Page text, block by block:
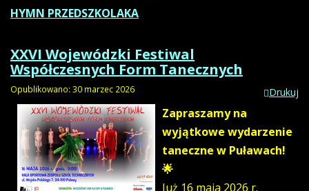
HYMN PRZEDSZKOLAKA
XXVI Wojewódzki Festiwal
Współczesnych Form Tanecznych
Drukuj
Opublikowano: 30 marzec 2026
Zapraszamy na
wyjątkowe wydarzenie
taneczne w Puławach!
🌟
Już 16 maja 2026 r.